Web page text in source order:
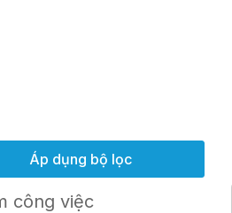
Áp dụng bộ lọc
công việc